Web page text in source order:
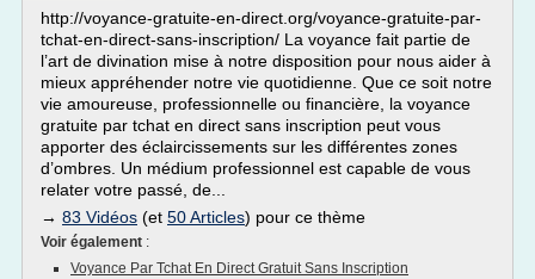
http://voyance-gratuite-en-direct.org/voyance-gratuite-par-
tchat-en-direct-sans-inscription/ La voyance fait partie de
l’art de divination mise à notre disposition pour nous aider à
mieux appréhender notre vie quotidienne. Que ce soit notre
vie amoureuse, professionnelle ou financière, la voyance
gratuite par tchat en direct sans inscription peut vous
apporter des éclaircissements sur les différentes zones
d’ombres. Un médium professionnel est capable de vous
relater votre passé, de...
→ 83 Vidéos (et 50 Articles) pour ce thème
Voir également :
Voyance Par Tchat En Direct Gratuit Sans Inscription